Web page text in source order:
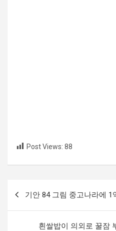
Post Views: 88
기안 84 그림 중고나라에 1
흰쌀밥이 의외로 꿀잠